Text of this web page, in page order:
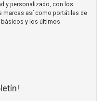
y personalizado, con los
marcas así como portátiles de
y los últimos